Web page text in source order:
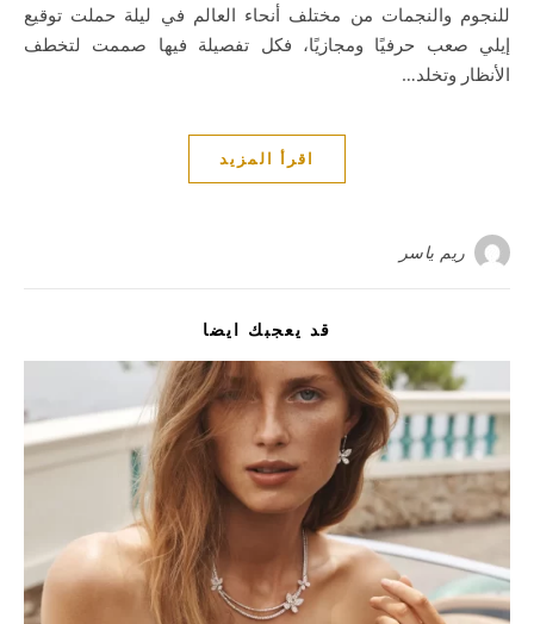
للنجوم والنجمات من مختلف أنحاء العالم في ليلة حملت توقيع
إيلي صعب حرفيًا ومجازيًا، فكل تفصيلة فيها صممت لتخطف
الأنظار وتخلد…
اقرأ المزيد
ريم ياسر
قد يعجبك ايضا